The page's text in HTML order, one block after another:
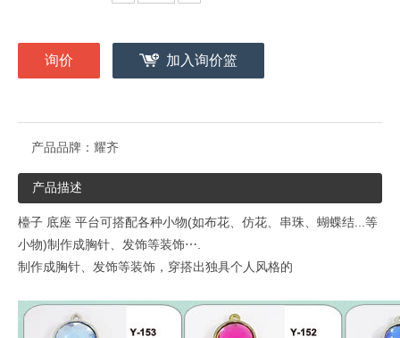
询价 加入询价篮
产品品牌： 耀齐
产品描述
檯子 底座 平台可搭配各种小物(如布花、仿花、串珠、蝴蝶结...等
小物)制作成胸针、发饰等装饰⋯.
制作成胸针、发饰等装饰，穿搭出独具个人风格的